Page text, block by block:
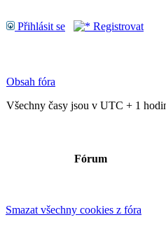
Přihlásit se Registrovat
Obsah fóra
Všechny časy jsou v UTC + 1
Fórum
Smazat všechny cookies z fóra